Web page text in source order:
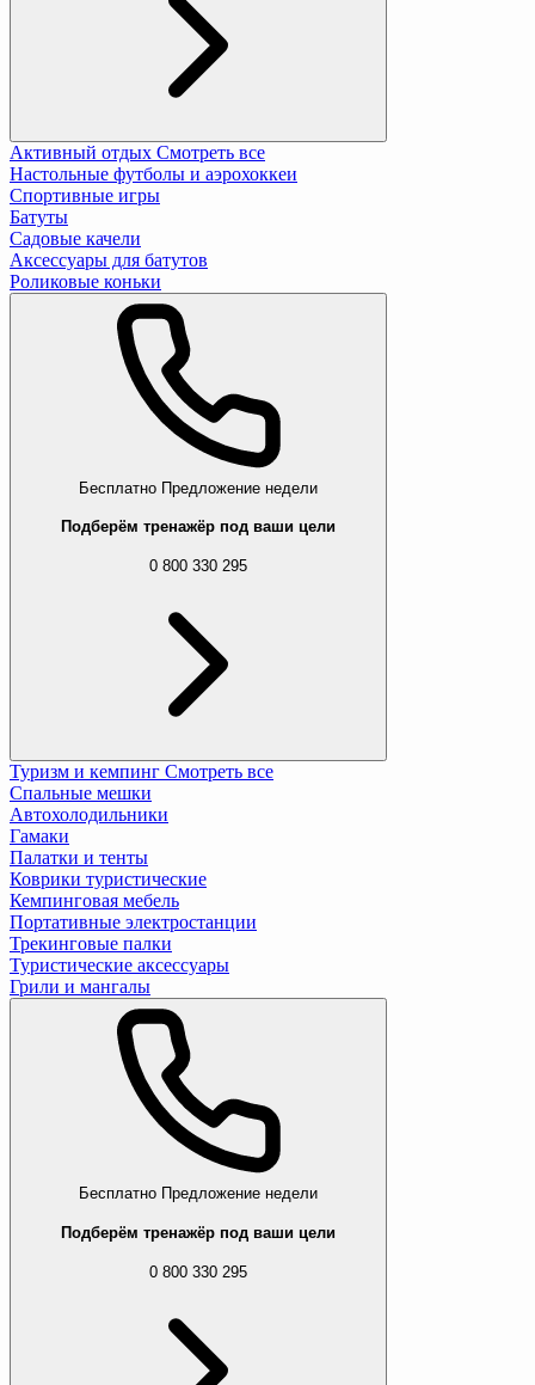
Активный отдых Смотреть все
Настольные футболы и аэрохоккеи
Спортивные игры
Батуты
Садовые качели
Аксессуары для батутов
Роликовые коньки
Бесплатно Предложение недели
Подберём тренажёр под ваши цели
0 800 330 295
Туризм и кемпинг Смотреть все
Спальные мешки
Автохолодильники
Гамаки
Палатки и тенты
Коврики туристические
Кемпинговая мебель
Портативные электростанции
Трекинговые палки
Туристические аксессуары
Грили и мангалы
Бесплатно Предложение недели
Подберём тренажёр под ваши цели
0 800 330 295